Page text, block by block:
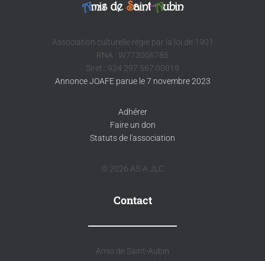
Amis de Saint-Aubin
Association culturelle régie par la loi de 1901
RNA : W773006785
Siret : 924 297 567 00019
Annonce JOAFE parue le 7 novembre 2023
Adhérer
Faire un don
Statuts de l'association
© 2026 AS-A JLC
Contact
Amis de Saint-Aubin